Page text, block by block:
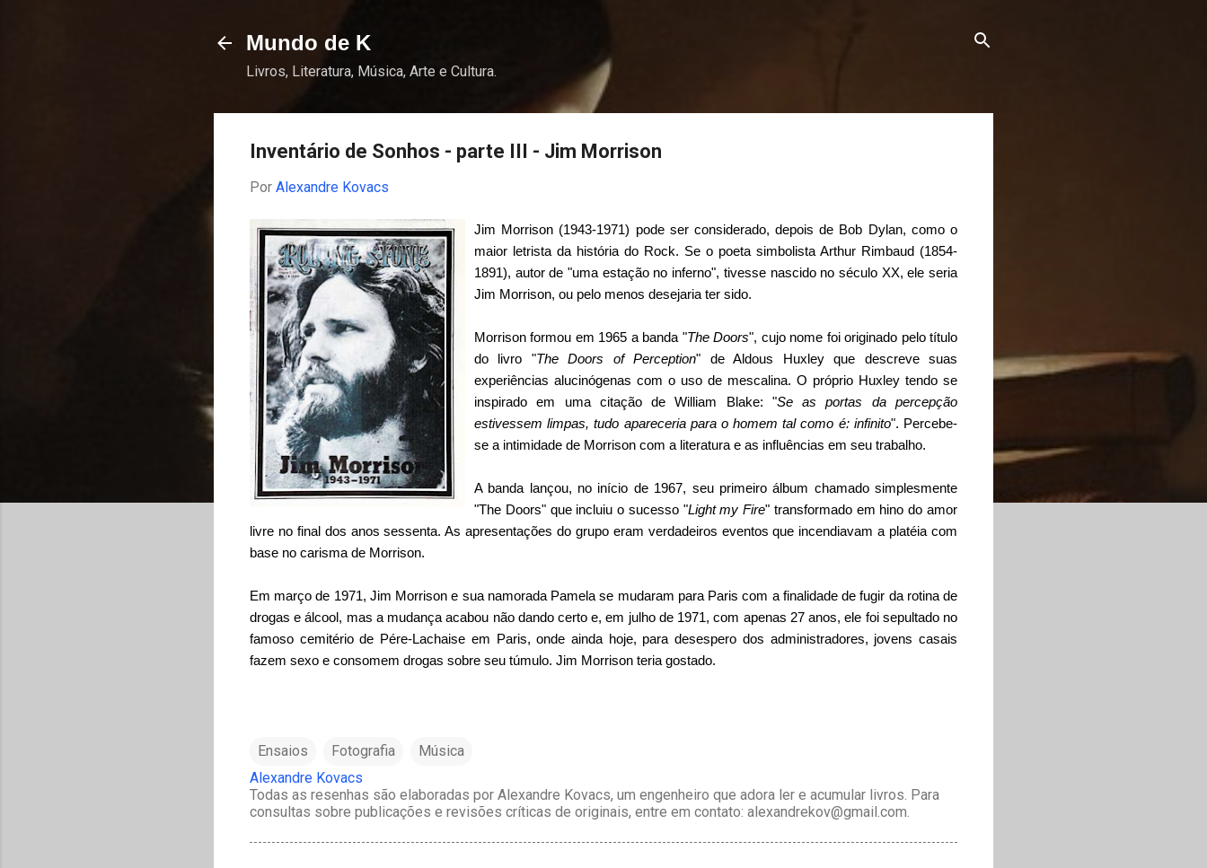
Mundo de K
Livros, Literatura, Música, Arte e Cultura.
Inventário de Sonhos - parte III - Jim Morrison
Por Alexandre Kovacs
Jim Morrison (1943-1971) pode ser considerado, depois de Bob Dylan, como o
maior letrista da história do Rock. Se o poeta simbolista Arthur Rimbaud (1854-
1891), autor de "uma estação no inferno", tivesse nascido no século XX, ele seria
Jim Morrison, ou pelo menos desejaria ter sido.
Morrison formou em 1965 a banda "The Doors", cujo nome foi originado pelo título
do livro "The Doors of Perception" de Aldous Huxley que descreve suas
experiências alucinógenas com o uso de mescalina. O próprio Huxley tendo se
inspirado em uma citação de William Blake: "Se as portas da percepção
estivessem limpas, tudo apareceria para o homem tal como é: infinito". Percebe-
se a intimidade de Morrison com a literatura e as influências em seu trabalho.
A banda lançou, no início de 1967, seu primeiro álbum chamado simplesmente
"The Doors" que incluiu o sucesso "Light my Fire" transformado em hino do amor
livre no final dos anos sessenta. As apresentações do grupo eram verdadeiros eventos que incendiavam a platéia com
base no carisma de Morrison.
Em março de 1971, Jim Morrison e sua namorada Pamela se mudaram para Paris com a finalidade de fugir da rotina de
drogas e álcool, mas a mudança acabou não dando certo e, em julho de 1971, com apenas 27 anos, ele foi sepultado no
famoso cemitério de Pére-Lachaise em Paris, onde ainda hoje, para desespero dos administradores, jovens casais
fazem sexo e consomem drogas sobre seu túmulo. Jim Morrison teria gostado.
Ensaios Fotografia
Música
Alexandre Kovacs
Todas as resenhas são elaboradas por Alexandre Kovacs, um engenheiro que adora ler e acumular livros. Para
consultas sobre publicações e revisões críticas de originais, entre em contato: alexandrekov@gmail.com.